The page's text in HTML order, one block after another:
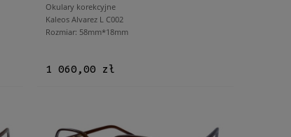
Okulary korekcyjne
Kaleos Alvarez L C002
Rozmiar: 58mm*18mm
1 060,00 zł